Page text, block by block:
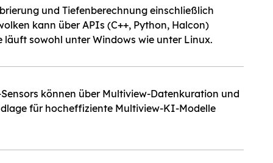
und Tiefenberechnung einschließlich
kann über APIs (C++, Python, Halcon)
läuft sowohl unter Windows wie unter Linux.
können über Multiview-Datenkuration und
für hocheffiziente Multiview-KI-Modelle